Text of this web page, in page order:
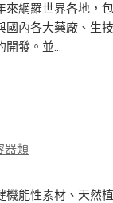
網羅世界各地，
內各大藥廠、生
發。並...
器類
能性素材、天然